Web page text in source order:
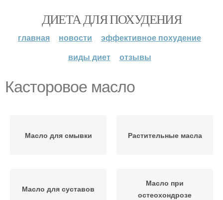
ДИЕТА ДЛЯ ПОХУДЕНИЯ
главная новости
эффективное похудение
виды диет
отзывы
Касторовое масло
Масло для смывки Растительные масла
Масло для суставов
Масло при
остеохондрозе